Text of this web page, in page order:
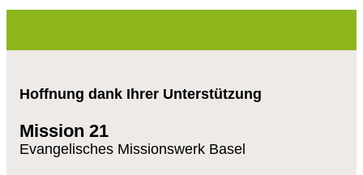
Hoffnung dank Ihrer Unterstützung
Mission 21
Evangelisches Missionswerk Basel